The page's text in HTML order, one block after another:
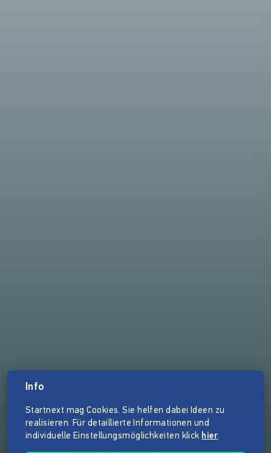
Info
Startnext mag Cookies. Sie helfen dabei Ideen zu
realisieren. Für detaillierte Informationen und
individuelle Einstellungsmöglichkeiten klick hier.